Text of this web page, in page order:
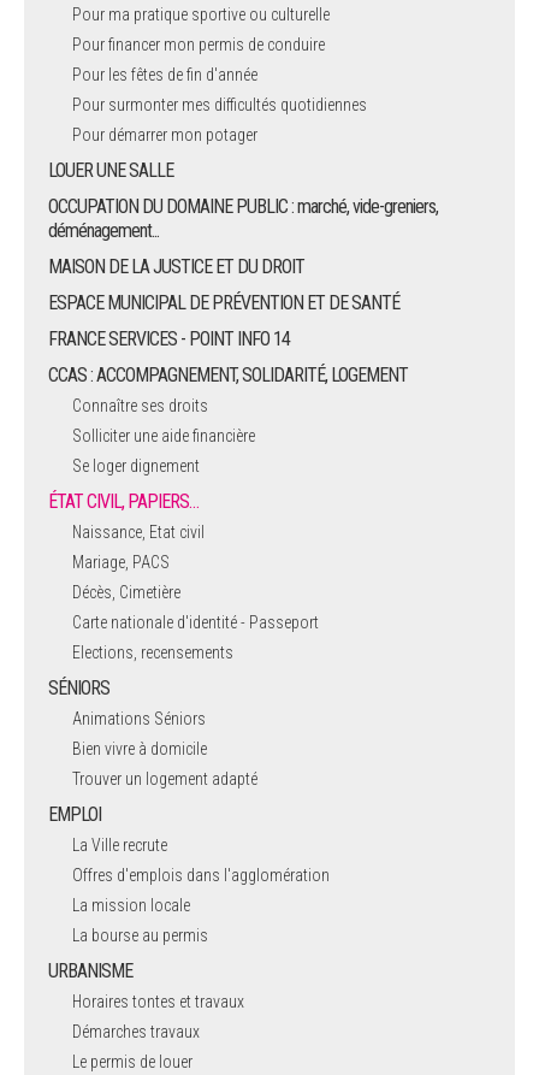
Pour ma pratique sportive ou culturelle
Pour financer mon permis de conduire
Pour les fêtes de fin d'année
Pour surmonter mes difficultés quotidiennes
Pour démarrer mon potager
LOUER UNE SALLE
OCCUPATION DU DOMAINE PUBLIC : marché, vide-greniers,
déménagement...
MAISON DE LA JUSTICE ET DU DROIT
ESPACE MUNICIPAL DE PRÉVENTION ET DE SANTÉ
FRANCE SERVICES - POINT INFO 14
CCAS : ACCOMPAGNEMENT, SOLIDARITÉ, LOGEMENT
Connaître ses droits
Solliciter une aide financière
Se loger dignement
ÉTAT CIVIL, PAPIERS…
Naissance, Etat civil
Mariage, PACS
Décès, Cimetière
Carte nationale d'identité - Passeport
Elections, recensements
SÉNIORS
Animations Séniors
Bien vivre à domicile
Trouver un logement adapté
EMPLOI
La Ville recrute
Offres d'emplois dans l'agglomération
La mission locale
La bourse au permis
URBANISME
Horaires tontes et travaux
Démarches travaux
Le permis de louer